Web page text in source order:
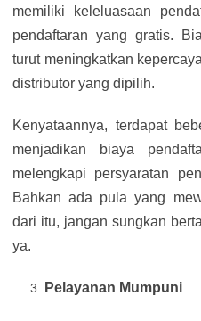
memiliki keleluasaan
pendaftaran yang gratis.
turut meningkatkan
distributor yang dipilih.
Kenyataannya, terdapat
menjadikan biaya
melengkapi persyaratan
Bahkan ada pula yang
dari itu, jangan sungkan
ya.
Pelayanan Mumpuni